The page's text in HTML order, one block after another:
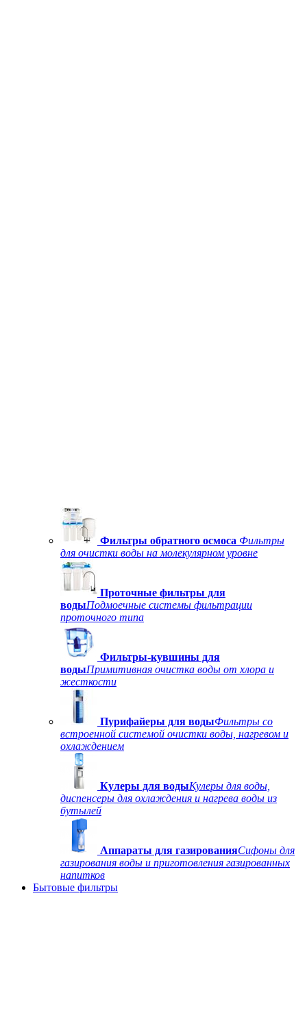
Фильтры обратного осмоса Фильтры
для очистки воды на молекулярном уровне
Проточные фильтры для
водыПодмоечные системы фильтрации
проточного типа
Фильтры-кувшины для
водыПримитивная очистка воды от хлора и
жесткости
Пурифайеры для водыФильтры со
встроенной системой очистки воды, нагревом и
охлаждением
Кулеры для водыКулеры для воды,
диспенсеры для охлаждения и нагрева воды из
бутылей
Аппараты для газированияСифоны для
газирования воды и приготовления газированных
напитков
Бытовые фильтры